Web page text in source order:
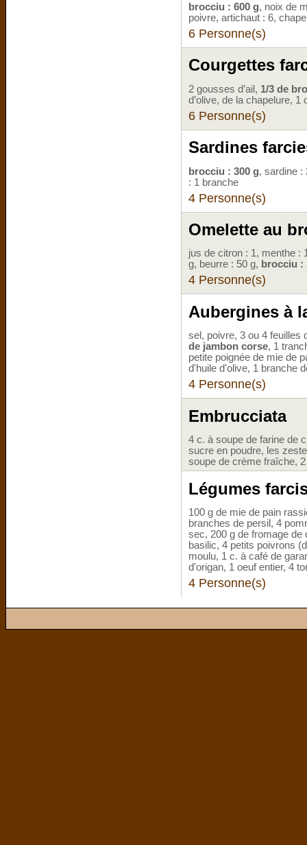
brocciu : 600 g, noix de
poivre, artichaut : 6,
6 Personne(s)
Courgettes
2 gousses d’ail, 1/3 de
d’olive, de la chapelure,
6 Personne(s)
Sardines
brocciu : 300 g, sardine :
: 1 branche
4 Personne(s)
Omelette au
jus de citron : 1, menthe :
g, beurre : 50 g, brocciu :
4 Personne(s)
Aubergines à
sel, poivre, 3 ou 4 feuilles
de jambon corse, 1
petite poignée de mie de
d'huile d'olive, 1 branche
4 Personne(s)
Embrucciata
4 c. à soupe de farine de
sucre en poudre, les
soupe de crème fraîche,
Légumes
100 g de mie de pain
branches de persil, 4
sec, 200 g de fromage de
basilic, 4 petits poivrons
moulu, 1 c. à café de
d'origan, 1 oeuf entier, 4
4 Personne(s)